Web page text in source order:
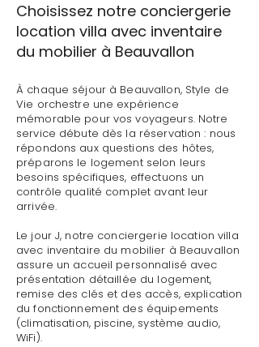
Choisissez notre conciergerie
location villa avec inventaire
du mobilier à Beauvallon
À chaque séjour à Beauvallon, Style de
Vie orchestre une expérience
mémorable pour vos voyageurs. Notre
service débute dès la réservation : nous
répondons aux questions des hôtes,
préparons le logement selon leurs
besoins spécifiques, effectuons un
contrôle qualité complet avant leur
arrivée.
Le jour J, notre conciergerie location villa
avec inventaire du mobilier à Beauvallon
assure un accueil personnalisé avec
présentation détaillée du logement,
remise des clés et des accès, explication
du fonctionnement des équipements
(climatisation, piscine, système audio,
WiFi).